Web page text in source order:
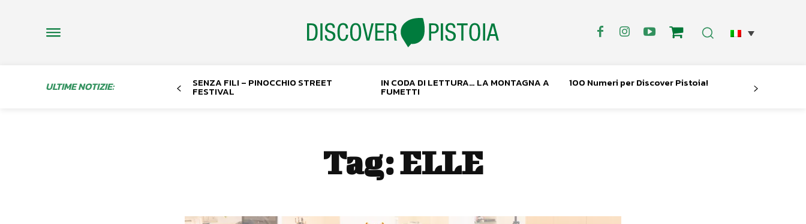
ULTIME NOTIZIE: SENZA FILI – PINOCCHIO STREET
FESTIVAL
IN CODA DI LETTURA… LA MONTAGNA A
FUMETTI
100 Numeri per Discover Pistoia!
Tag:ELLE